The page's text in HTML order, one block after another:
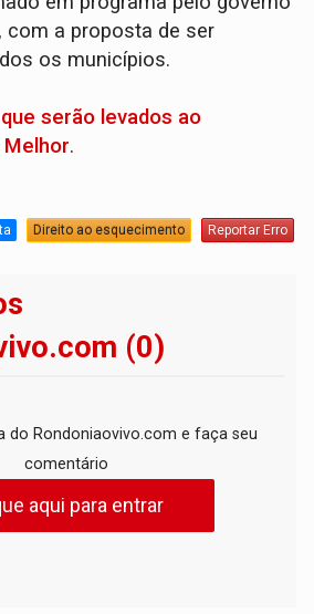
com a proposta de ser
os municípios.
serão levados ao
.
Direito ao esquecimento Reportar Erro
(0)
do Rondoniaovivo.com e faça seu
comentário
aqui para entrar